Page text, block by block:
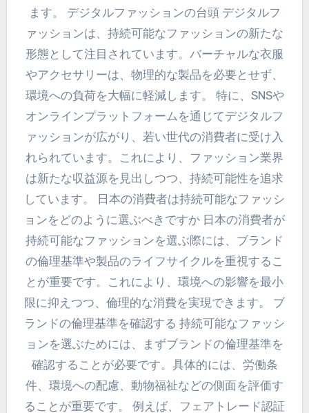
ます。 デジタルファッションの台頭 デジタルフ
ァッションは、持続可能なファッションの新たな
形態として注目されています。バーチャルな衣服
やアクセサリーは、物理的な製品を必要とせず、
環境への負荷を大幅に軽減します。 特に、SNSや
オンラインプラットフォームを通じてデジタルフ
ァッションが広がり、若い世代の消費者に受け入
れられています。これにより、ファッション業界
は新たな収益源を見出しつつ、持続可能性を追求
しています。 日本の消費者は持続可能なファッシ
ョンをどのように選ぶべきですか 日本の消費者が
持続可能なファッションを選ぶ際には、ブランド
の倫理基準や製品のライフサイクルを重視するこ
とが重要です。これにより、環境への影響を最小
限に抑えつつ、倫理的な消費を実現できます。 ブ
ランドの倫理基準を確認する 持続可能なファッシ
ョンを選ぶためには、まずブランドの倫理基準を
確認することが必要です。具体的には、労働条
件、環境への配慮、動物福祉などの側面を評価す
ることが重要です。 例えば、フェアトレード認証